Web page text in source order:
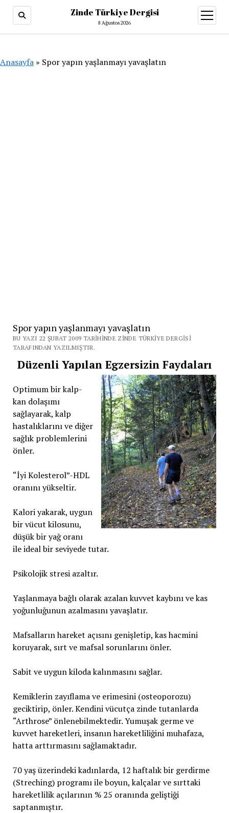
Zinde Türkiye Dergisi
8 Ağustos 2026
aç
Anasayfa » Spor yapın yaşlanmayı yavaşlatın
Spor yapın yaşlanmayı yavaşlatın
BU YAZI 22 ŞUBAT 2009 TARIHINDE ZINDE TÜRKIYE DERGISI
TARAFINDAN YAZILMIŞTIR.
Düzenli Yapılan Egzersizin Faydaları
Optimum bir kalp-
kan dolaşımı
sağlayarak, kalp
hastalıklarını ve diğer
sağlık problemlerini
önler.
“İyi Kolesterol”-HDL
oranını yükseltir.
Kalori yakarak, uygun
bir vücut kilosunu,
düşük bir yağ oranı
ile ideal bir seviyede tutar.
Psikolojik stresi azaltır.
Yaşlanmaya bağlı olarak azalan kuvvet kaybını ve kas
yoğunluğunun azalmasını yavaşlatır.
Mafsalların hareket açısını genişletip, kas hacmini
koruyarak, sırt ve mafsal sorunlarını önler.
Sabit ve uygun kiloda kalınmasını sağlar.
Kemiklerin zayıflama ve erimesini (osteoporozu)
geciktirip, önler. Kendini vücutça zinde tutanlarda
“Arthrose” önlenebilmektedir. Yumuşak germe ve
kuvvet hareketleri, insanın hareketliliğini muhafaza,
hatta arttırmasını sağlamaktadır.
70 yaş üzerindeki kadınlarda, 12 haftalık bir gerdirme
(Streching) programı ile boyun, kalçalar ve sırttaki
hareketlilik açılarının % 25 oranında geliştiği
saptanmıştır.